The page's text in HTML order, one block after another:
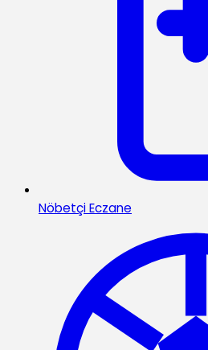
Nöbetçi Eczane